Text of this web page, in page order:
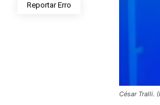
Reportar Erro
César Tralli.